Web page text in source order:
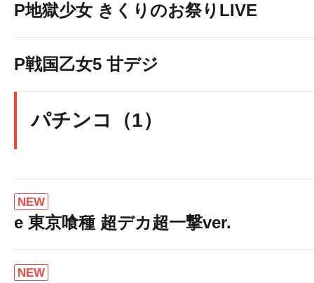
P地獄少女 きくりのお祭りLIVE
P戦国乙女5 甘デジ
パチンコ（1）
NEW
e 東京喰種 超デカ超一撃ver.
NEW